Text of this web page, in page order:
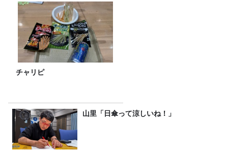
チャリピ
山里「日傘って涼しいね！」